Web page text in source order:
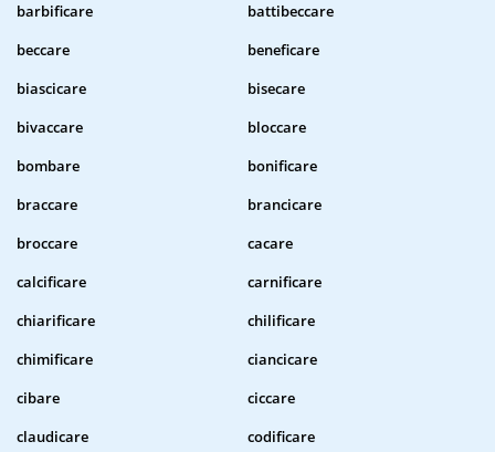
barbificare
battibeccare
beccare
beneficare
biascicare
bisecare
bivaccare
bloccare
bombare
bonificare
braccare
brancicare
broccare
cacare
calcificare
carnificare
chiarificare
chilificare
chimificare
ciancicare
cibare
ciccare
claudicare
codificare